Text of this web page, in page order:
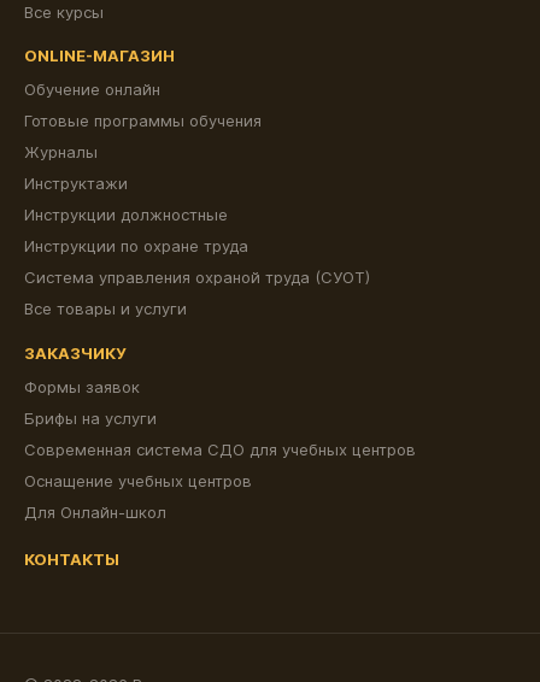
Все курсы
ONLINE-МАГАЗИН
Обучение онлайн
Готовые программы обучения
Журналы
Инструктажи
Инструкции должностные
Инструкции по охране труда
Система управления охраной труда (СУОТ)
Все товары и услуги
ЗАКАЗЧИКУ
Формы заявок
Брифы на услуги
Современная система СДО для учебных центров
Оснащение учебных центров
Для Онлайн-школ
КОНТАКТЫ